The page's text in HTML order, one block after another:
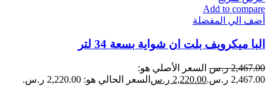
Add to compare
أضف الي المفضلة
البا ميكرويف بلت ان شواية بسعة 34 لتر
2,467.00 ر.س السعر الأصلي هو:
2,467.00 ر.س.
2,220.00 ر.س السعر الحالي هو: 2,220.00 ر.س.